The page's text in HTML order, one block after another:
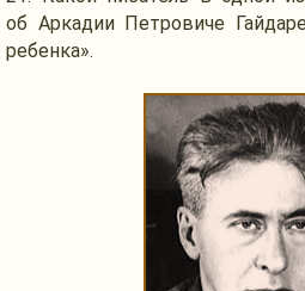
об АркадииПетровиче
ребенка».